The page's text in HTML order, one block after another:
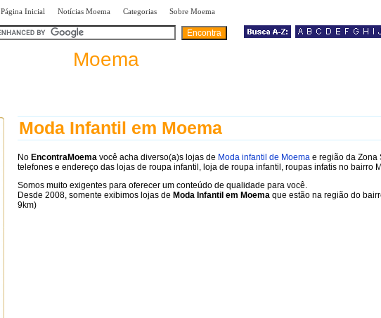
Página Inicial Notícias Moema Categorias Sobre Moema
Moema
Moda Infantil em Moema
No EncontraMoema você acha diverso(a)s lojas de Moda infantil de Moema e região da Zona
telefones e endereço das lojas de roupa infantil, loja de roupa infantil, roupas infatis no bairro
Somos muito exigentes para oferecer um conteúdo de qualidade para você.
Desde 2008, somente exibimos lojas de Moda Infantil em Moema que estão na região do
9km)